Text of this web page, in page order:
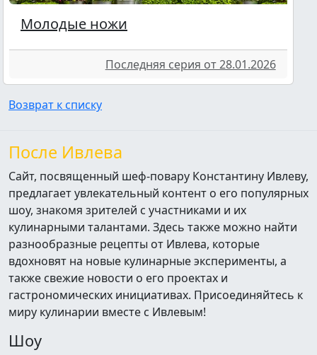
Молодые ножи
Последняя серия от 28.01.2026
Возврат к списку
После Ивлева
Сайт, посвященный шеф-повару Константину Ивлеву,
предлагает увлекательный контент о его популярных
шоу, знакомя зрителей с участниками и их
кулинарными талантами. Здесь также можно найти
разнообразные рецепты от Ивлева, которые
вдохновят на новые кулинарные эксперименты, а
также свежие новости о его проектах и
гастрономических инициативах. Присоединяйтесь к
миру кулинарии вместе с Ивлевым!
Шоу